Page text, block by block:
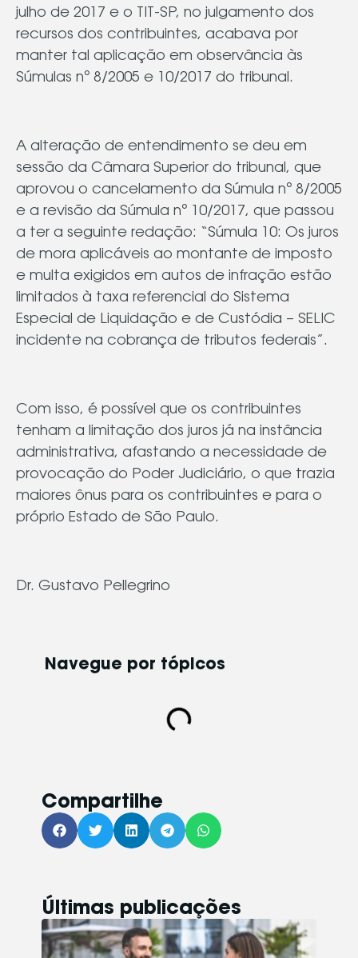
julho de 2017 e o TIT-SP, no julgamento dos
recursos dos contribuintes, acabava por
manter tal aplicação em observância às
Súmulas nº 8/2005 e 10/2017 do tribunal.
A alteração de entendimento se deu em
sessão da Câmara Superior do tribunal, que
aprovou o cancelamento da Súmula nº 8/2005
e a revisão da Súmula nº 10/2017, que passou
a ter a seguinte redação: “Súmula 10: Os juros
de mora aplicáveis ao montante de imposto
e multa exigidos em autos de infração estão
limitados à taxa referencial do Sistema
Especial de Liquidação e de Custódia – SELIC
incidente na cobrança de tributos federais”.
Com isso, é possível que os contribuintes
tenham a limitação dos juros já na instância
administrativa, afastando a necessidade de
provocação do Poder Judiciário, o que trazia
maiores ônus para os contribuintes e para o
próprio Estado de São Paulo.
Dr. Gustavo Pellegrino
Navegue por tópicos​
Compartilhe
Últimas publicações